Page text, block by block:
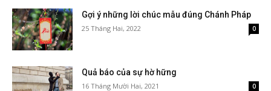
Gợi ý những lời chúc mẫu đúng Chánh Pháp
25 Tháng Hai, 2022 0
Quả báo của sự hờ hững
16 Tháng Mười Hai, 2021 0